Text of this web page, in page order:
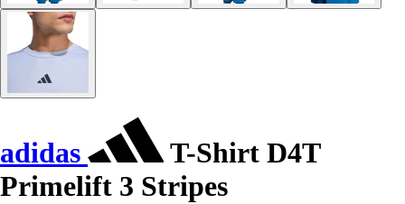
adidas
T-Shirt D4T
Primelift 3 Stripes